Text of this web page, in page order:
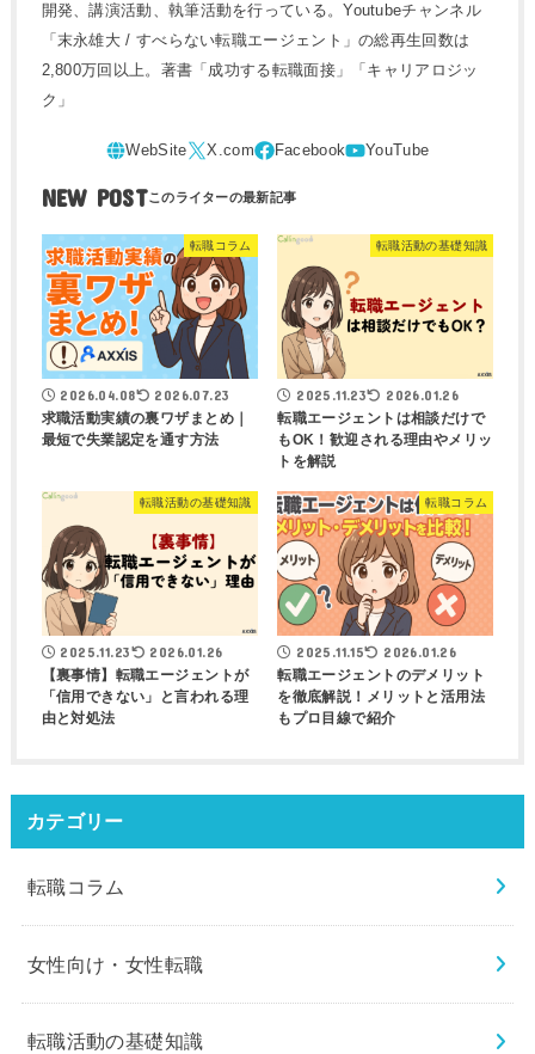
開発、講演活動、執筆活動を行っている。Youtubeチャンネル
「末永雄大 / すべらない転職エージェント」の総再生回数は
2,800万回以上。著書「成功する転職面接」「キャリアロジッ
ク」
NEW POST
転職コラム
2026.04.08 2026.07.23
求職活動実績の裏ワザまとめ｜
最短で失業認定を通す方法
転職活動の基礎知識
2025.11.23 2026.01.26
転職エージェントは相談だけで
もOK！歓迎される理由やメリッ
トを解説
転職活動の基礎知識
2025.11.23 2026.01.26
【裏事情】転職エージェントが
「信用できない」と言われる理
由と対処法
転職コラム
2025.11.15 2026.01.26
転職エージェントのデメリット
を徹底解説！メリットと活用法
もプロ目線で紹介
カテゴリー
転職コラム
女性向け・女性転職
転職活動の基礎知識